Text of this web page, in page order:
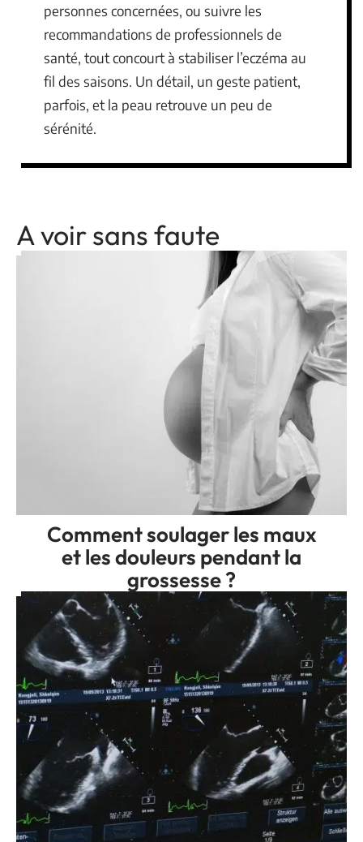
personnes concernées, ou suivre les
recommandations de professionnels de
santé, tout concourt à stabiliser l’eczéma au
fil des saisons. Un détail, un geste patient,
parfois, et la peau retrouve un peu de
sérénité.
A voir sans faute
Comment soulager les maux
et les douleurs pendant la
grossesse ?